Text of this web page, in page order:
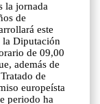
la jornada
de
este
la Diputación
de 09,00
además de
de
europeísta
periodo ha